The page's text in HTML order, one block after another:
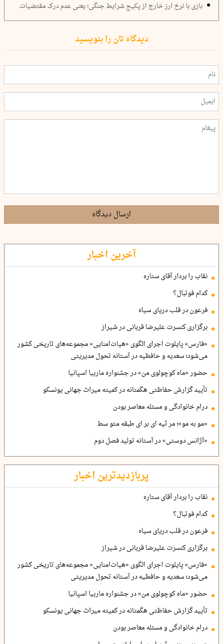
بازی با نرخ ارز خارج از پکیج شرایط جنگی؛ یعنی عدم درک مقتضیات
دیدگاه تان را بنویسید
ارسال دیدگاه
آخرین اخبار
نقاب را بردار آقای ستاره
کدام فوتبال؟
فرعون در قلب دریای سیاه
برگزاری کنسرت علیرضا قربانی در شیراز
«فارس» پایلوت اجرای الگوی «هیات‌امنایی» مجموعه‌های تاریخی کشور
می‌شود؛ سعدیه و حافظیه در آستانه تحول مدیریتی
حضور «ماه کوچولوی من» در جشنواره ماربیا اسپانیا
تأیید گزارش حفاظتی هگمتانه در کمیته میراث جهانی یونسکو
درام خانوادگی و مسئله معاصر بودن
«مو به مو»؛ مر ثیه ای بر ای طبقه متو سط
«آژانس دوستی» در آستانه تولید فصل دوم
پربازدیدترین اخبار
نقاب را بردار آقای ستاره
کدام فوتبال؟
فرعون در قلب دریای سیاه
برگزاری کنسرت علیرضا قربانی در شیراز
«فارس» پایلوت اجرای الگوی «هیات‌امنایی» مجموعه‌های تاریخی کشور
می‌شود؛ سعدیه و حافظیه در آستانه تحول مدیریتی
حضور «ماه کوچولوی من» در جشنواره ماربیا اسپانیا
تأیید گزارش حفاظتی هگمتانه در کمیته میراث جهانی یونسکو
درام خانوادگی و مسئله معاصر بودن